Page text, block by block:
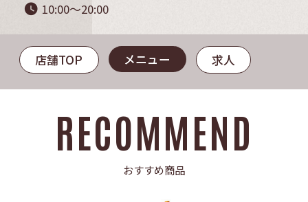
watch_later 10:00～20:00
店舗TOP メニュー 求人
RECOMMEND
おすすめ商品